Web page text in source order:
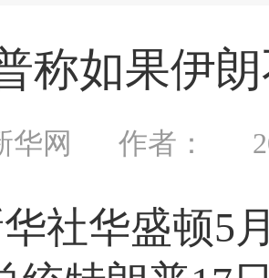
称如果伊
华网 作者：
社华盛顿5